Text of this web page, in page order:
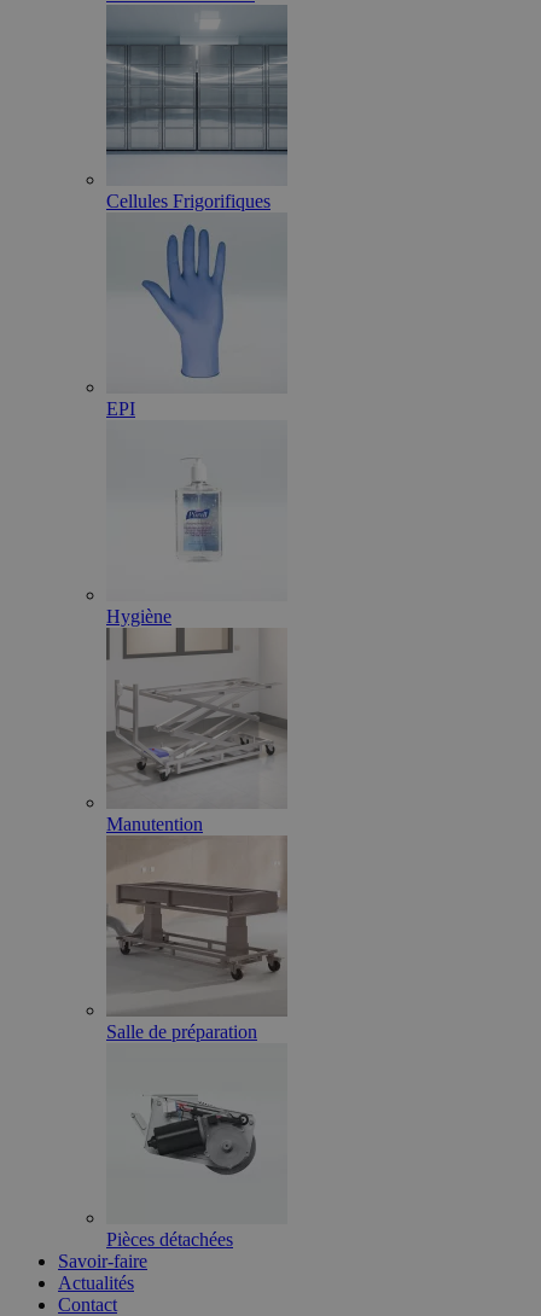
Cellules Frigorifiques
EPI
Hygiène
Manutention
Salle de préparation
Pièces détachées
Savoir-faire
Actualités
Contact